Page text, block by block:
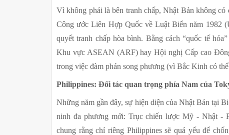
Vì không phải là bên tranh chấp, Nhật Bản không có
Công ước Liên Hợp Quốc về Luật Biển năm 1982
quyết tranh chấp hòa bình. Bằng cách “quốc tế
Khu vực ASEAN (ARF) hay Hội nghị Cấp cao
trong việc đàm phán song phương (vì Bắc Kinh có
Philippines: Đối tác quan trọng phía Nam của
Những năm gần đây, sự hiện diện của Nhật Bản tại
ninh đa phương mới: Trục chiến lược Mỹ - Nhật -
chung rằng chỉ riêng Philippines sẽ quá yếu để